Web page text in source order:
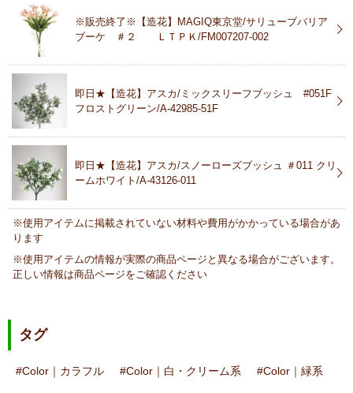
※販売終了※【造花】MAGIQ東京堂/サリューブバリア
ブーケ ＃２ ＬＴＰＫ/FM007207-002
即日★【造花】アスカ/ミックスリーフブッシュ #051F
フロストグリーン/A-42985-51F
即日★【造花】アスカ/スノーローズブッシュ ＃011 クリ
ームホワイト/A-43126-011
※使用アイテムに掲載されていない材料や費用がかかっている場合があ
ります
※使用アイテムの情報が実際の商品ページと異なる場合がございます。
正しい情報は商品ページをご確認ください
タグ
Color｜カラフル Color｜白・クリーム系 Color｜緑系